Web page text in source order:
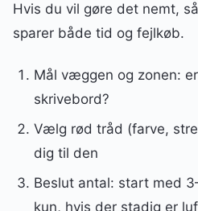
Hvis du vil gøre det nemt,
sparer både tid og fejlkøb.
Mål væggen og zonen:
skrivebord?
Vælg rød tråd (farve,
dig til den
Beslut antal: start med
kun, hvis der stadig er